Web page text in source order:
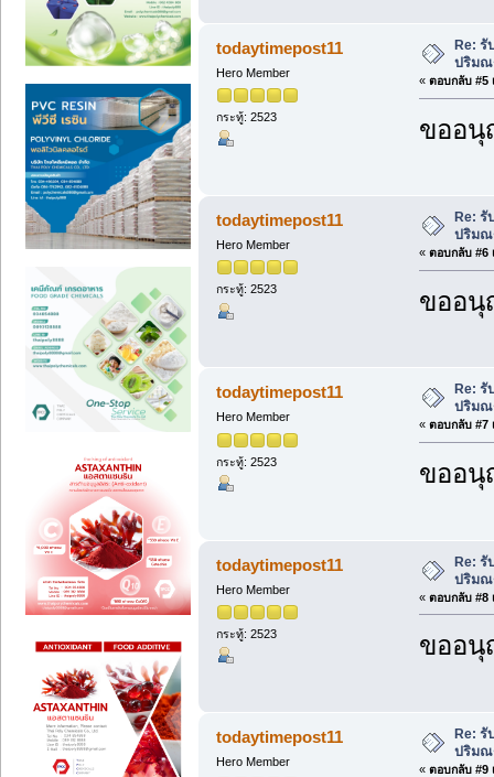
todaytimepost11
Hero Member
กระทู้: 2523
Re: รั
ปริม
« ตอบกลับ #5
ขออนุ
todaytimepost11
Hero Member
กระทู้: 2523
Re: รั
ปริม
« ตอบกลับ #6
ขออนุ
todaytimepost11
Hero Member
กระทู้: 2523
Re: รั
ปริม
« ตอบกลับ #7
ขออนุ
todaytimepost11
Hero Member
กระทู้: 2523
Re: รั
ปริม
« ตอบกลับ #8
ขออนุ
todaytimepost11
Hero Member
Re: รั
ปริม
« ตอบกลับ #9